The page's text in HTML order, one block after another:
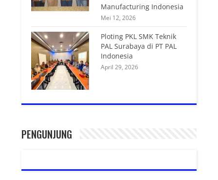
Manufacturing Indonesia
Mei 12, 2026
Ploting PKL SMK Teknik
PAL Surabaya di PT PAL
Indonesia
April 29, 2026
PENGUNJUNG